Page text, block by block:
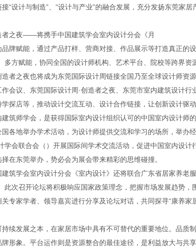
“设计与制造”、“设计与产业”的融合发展，充分发扬东莞家居
者之夜——将携手中国建筑学会室内设计分会《月
牌赋能，通过产品打样、营商对接、作品展示等打造真正的设
多方赋能，协同全国的设计师机构、艺术平台、院校等跨界
者之夜也将成为东莞国际设计周链接全国乃至全球设计师资源
会议、东莞国际设计周·创造者之夜、东莞市室内建筑设计
探店等，推动设计交流互动、设计合作链接，让创新设计驱动
建筑师学会，是获得国际室内设计组织认可的中国室内设计师
各地举办学术活动，为设计师提供交流和学习的场所，举办
学会联合会（）开展国际间学术交流活动，促进中国室内设
在东莞举办，势必会为展会带来精彩的思维碰撞。
筑学会室内设计分会《室内设计》还将联合广东省居家养老
此次召开论坛将积极响应国家政策理念，把握市场发展趋势
专家学者、领导嘉宾进行分享及论坛对话，共同探寻“康养家
续发展之本，在家居市场中具有不可替代的重要地位。品质
形象。平台运作则是资源整合的最佳途径，是利益放大与共